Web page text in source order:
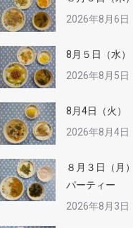
2026年8月6日
8月５日（水）
2026年8月5日
8月4日（火）
2026年8月4日
８月３日（
パーティー
2026年8月3日